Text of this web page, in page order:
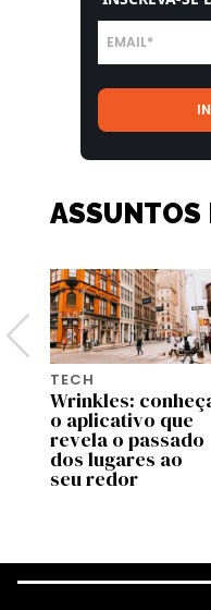
ASSUNTOS
TECH
Wrinkles:
o aplicativo que
revela o passado
dos lugares ao
seu redor